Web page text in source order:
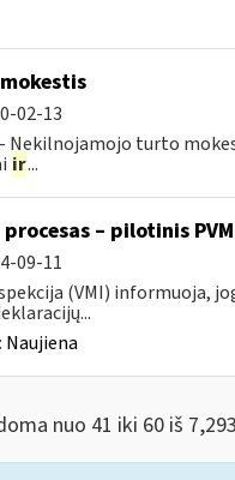
02-13
Nekilnojamojo turto
ir...
– pilotinis
09-11
(VMI) informuoja,
Naujiena
nuo 41 iki 60 iš